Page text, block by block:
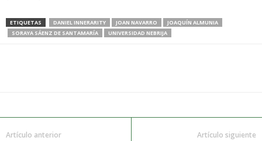
ETIQUETAS DANIEL INNERARITY JOAN NAVARRO
JOAQUÍN ALMUNIA
SORAYA SÁENZ DE SANTAMARÍA
UNIVERSIDAD NEBRIJA
Artículo anterior Artículo siguiente